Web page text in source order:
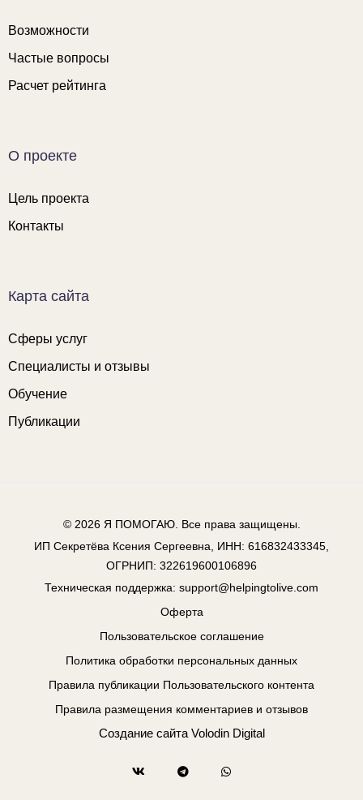
Возможности
Частые вопросы
Расчет рейтинга
О проекте
Цель проекта
Контакты
Карта сайта
Сферы услуг
Специалисты и отзывы
Обучение
Публикации
© 2026 Я ПОМОГАЮ. Все права защищены.
ИП Секретёва Ксения Сергеевна, ИНН: 616832433345,
ОГРНИП: 322619600106896
Техническая поддержка: support@helpingtolive.com
Оферта
Пользовательское соглашение
Политика обработки персональных данных
Правила публикации Пользовательского контента
Правила размещения комментариев и отзывов
Создание сайта Volodin Digital